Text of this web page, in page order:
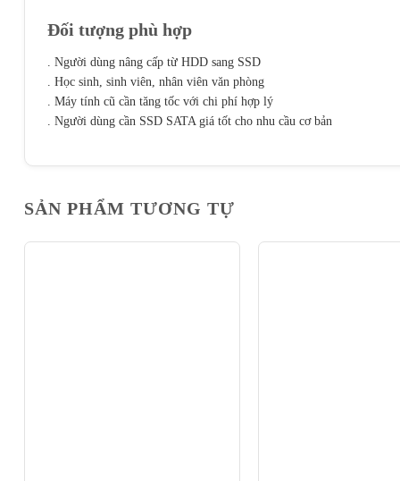
Đối tượng phù hợp
. Người dùng nâng cấp từ HDD sang SSD
. Học sinh, sinh viên, nhân viên văn phòng
. Máy tính cũ cần tăng tốc với chi phí hợp lý
. Người dùng cần SSD SATA giá tốt cho nhu cầu cơ bản
SẢN PHẨM TƯƠNG TỰ